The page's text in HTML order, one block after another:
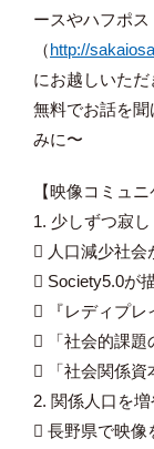
ースやハフポ
（http://
にお越しいただ
無料でお話を
みに〜
【映像コミュ
1. 少しずつ寂
 人口減少社会
 Society5.0が
 『レディプレ
 「社会的課題
 「社会関係資
2. 関係人口を
 長野県で映像